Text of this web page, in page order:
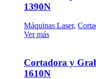
1390N
Máquinas Laser,
Ver más
Cortadora y
1610N